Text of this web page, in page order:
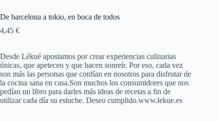
De barcelona a tokio, en boca de todos
4,45 €
Desde Lékué apostamos por crear experiencias culinarias
únicas, que apetecen y que hacen sonreír. Por eso, cada vez
son más las personas que confían en nosotros para disfrutar de
la cocina sana en casa.Son muchos los consumidores que nos
pedían un libro para darles más ideas de recetas a fin de
utilizar cada día su estuche. Deseo cumplido.www.lekue.es